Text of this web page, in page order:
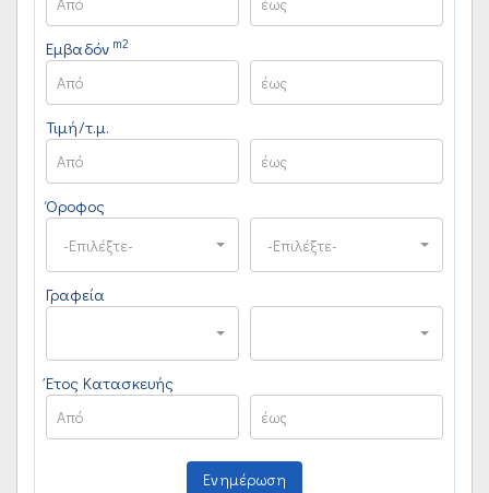
Εμβαδόν m2
Τιμή/τ.μ.
Όροφος
-Επιλέξτε- -Επιλέξτε-
Γραφεία
Έτος Κατασκευής
Ενημέρωση